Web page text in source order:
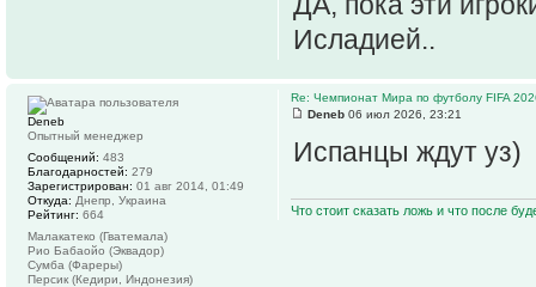
Исладией..
Re: Чемпионат Мира по футболу FIFA
Deneb 06 июл 2026, 23:21
Испанцы ждут уз)
Что стоит сказать ложь и что после
Deneb
Опытный менеджер
Сообщений: 483
Благодарностей: 279
Зарегистрирован: 01 авг 2014, 01:49
Откуда: Днепр, Украина
Рейтинг: 664
Малакатеко (Гватемала)
Рио Бабаойо (Эквадор)
Сумба (Фареры)
Персик (Кедири, Индонезия)